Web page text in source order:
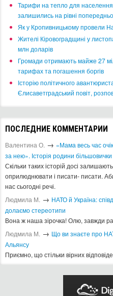
​Тарифи на тепло для
залишились на рівні
​Як у Кропивницькому провели
​Жителі Кіровоградщині у
млн доларів
​Громади отримають майже 27
тарифах та погашення боргів
Історію політичного
Єлисаветградський повіт,
ПОСЛЕДНИЕ КОММЕНТАРИИ
Валентина О. → «Мама весь час
за нею». Історія родини
Скільки таких історій досі
оприлюднювати і писати- писати.
нас сьогодні речі.
Людмила М. → ​НАТО й Україна:
долаємо стереотипи
Вона ж наша зірочка! Олю, завжди
Людмила М. → Що ви знаєте про
Альянсу ​
Приємно, що стільки вірних